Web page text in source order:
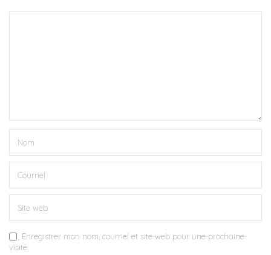
Enregistrer mon nom, courriel et site web pour une prochaine
visite.